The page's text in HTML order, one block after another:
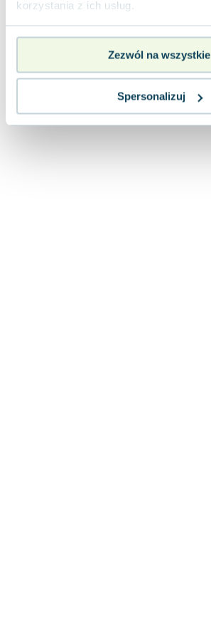
korzystania z ich usług.
Zezwól na wszystkie
Spersonalizuj
Lorraine Warren
Ajahn Brahm